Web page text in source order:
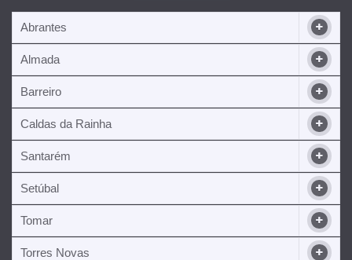
Abrantes
Almada
Barreiro
Caldas da Rainha
Santarém
Setúbal
Tomar
Torres Novas